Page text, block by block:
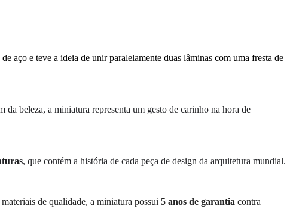
aço e teve a ideia de unir paralelamente duas lâminas com uma fresta de
da beleza, a miniatura representa um gesto de carinho na hora de
, que contém a história de cada peça de design da arquitetura mundial.
de qualidade, a miniatura possui 5 anos de garantia contra